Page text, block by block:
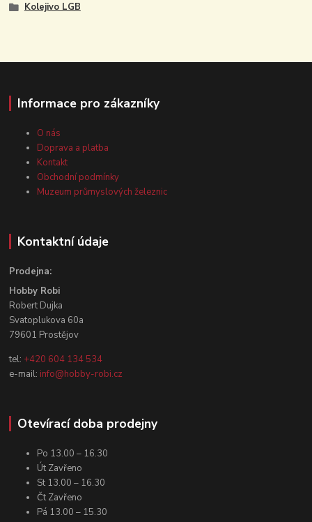
Kolejivo LGB
Informace pro zákazníky
O nás
Doprava a platba
Kontakt
Obchodní podmínky
Muzeum průmyslových železnic
Kontaktní údaje
Prodejna:
Hobby Robi
Robert Dujka
Svatoplukova 60a
79601 Prostějov
tel: +420 604 134 534
e-mail: info@hobby-robi.cz
Otevírací doba prodejny
Po 13.00 – 16.30
Út Zavřeno
St 13.00 – 16.30
Čt Zavřeno
Pá 13.00 – 15.30